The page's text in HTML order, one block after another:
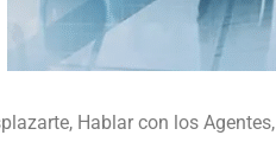
Hablar con los